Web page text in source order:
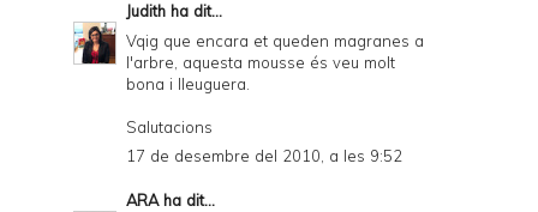
Judith ha dit...
Vqig que encara et queden magranes a
l'arbre, aquesta mousse és veu molt
bona i lleuguera.
Salutacions
17 de desembre del 2010, a les 9:52
ARAha dit...